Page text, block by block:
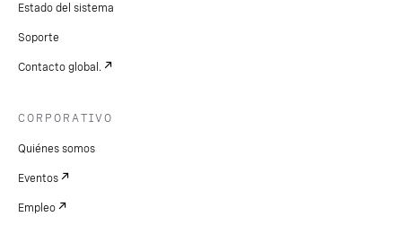
Estado del sistema
Soporte
Contacto global.
CORPORATIVO
Quiénes somos
Eventos
Empleo